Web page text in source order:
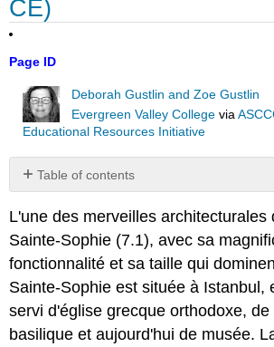
CE)
Page ID
Deborah Gustlin and Zoe Gustlin
Evergreen Valley College via
Educational Resources Initiative
Table of contents
No
L'une des merveilles architecturales
Sainte-Sophie (7.1), avec sa
fonctionnalité et sa taille qui
Sainte-Sophie est située à Istanbul,
servi d'église grecque orthodoxe,
basilique et aujourd'hui de musée.